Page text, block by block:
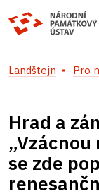
Landštejn Pro
Hrad a
se zde